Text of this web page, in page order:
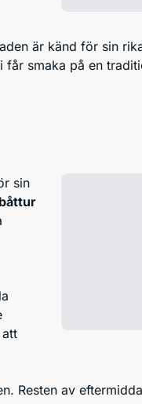
är känd för sin
smaka på en
sin
båttur
Resten av